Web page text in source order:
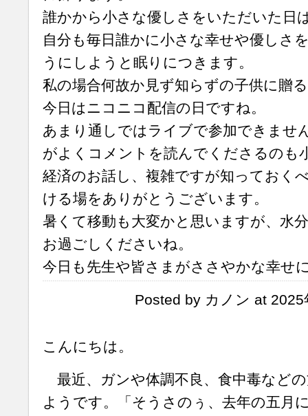
誰かから小さな優しさをいただいた日
自分も毎日誰かに小さな幸せや優しさ
うにしようと眠りにつきます。
私の場合何故か見ず知らずの子供に贈
今日はニコニコ配信の日ですね。
あまり通しではライブで参加できませ
がよくコメントを読んでくださるのも
経済のお話し、複雑ですが知っておく
ける場をありがとうございます。
暑くて移動も大変かと思いますが、水
お過ごしくださいね。
今日も先生や皆さまがささやかな幸せ
Posted by カノン at
こんにちは。
最近、ガンや体調不良、食中毒など
ようです。「そうさのぅ、去年の五月